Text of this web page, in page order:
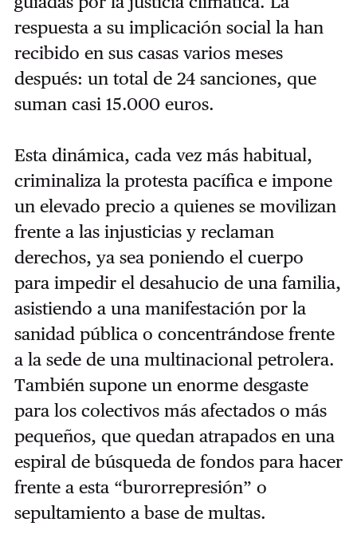
respuesta a su implicación social la han
recibido en sus casas varios meses
después: un total de 24 sanciones, que
suman casi 15.000 euros.
Esta dinámica, cada vez más habitual,
criminaliza la protesta pacífica e impone
un elevado precio a quienes se movilizan
frente a las injusticias y reclaman
derechos, ya sea poniendo el cuerpo
para impedir el desahucio de una familia,
asistiendo a una manifestación por la
sanidad pública o concentrándose frente
a la sede de una multinacional petrolera.
También supone un enorme desgaste
para los colectivos más afectados o más
pequeños, que quedan atrapados en una
espiral de búsqueda de fondos para hacer
frente a esta “burorrepresión” o
sepultamiento a base de multas.